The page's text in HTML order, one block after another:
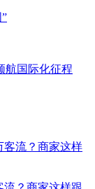
航国际化征程